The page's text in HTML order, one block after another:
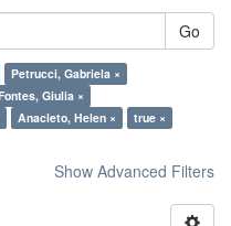
Go
Petrucci, Gabriela ×
Giulia ×
Anacleto, Helen ×
true ×
Show Advanced Filters